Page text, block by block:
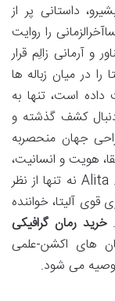
داستانی پر از
را روایت
آرمانی زالِم قرار
را در میان زباله ها
است، تنها به
کشف گذشته و
جهان منحصربه
هویت و انسانیت،
این مانگا را به اثری ماندگار تبدیل کرده است. Alita نه تنها از نظر
آلیتا، خواننده
خرید رمان گرافیکی
های اکشن-علمی
می شود.